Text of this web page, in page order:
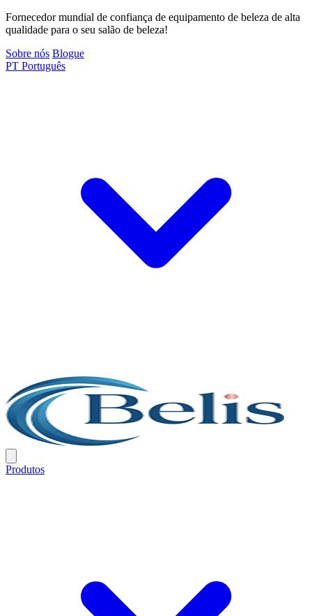
Fornecedor mundial de confiança de equipamento de beleza de alta
qualidade para o seu salão de beleza!
Sobre nós Blogue
PT Português
Produtos